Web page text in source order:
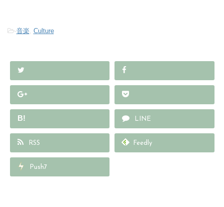
-音楽 Culture
B! LINE
RSS Feedly
Push7